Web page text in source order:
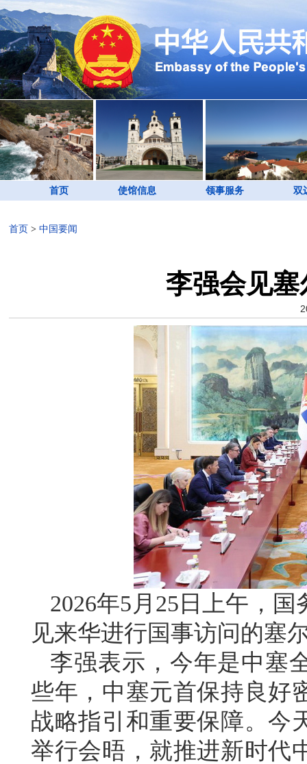
首页 使馆信息 领事服务 双
首页 > 中国要闻
李强会见
2026年5月25日上午，
见来华进行国事访问的塞
李强表示，今年是中塞
些年，中塞元首保持良好
战略指引和重要保障。今
举行会晤，就推进新时代